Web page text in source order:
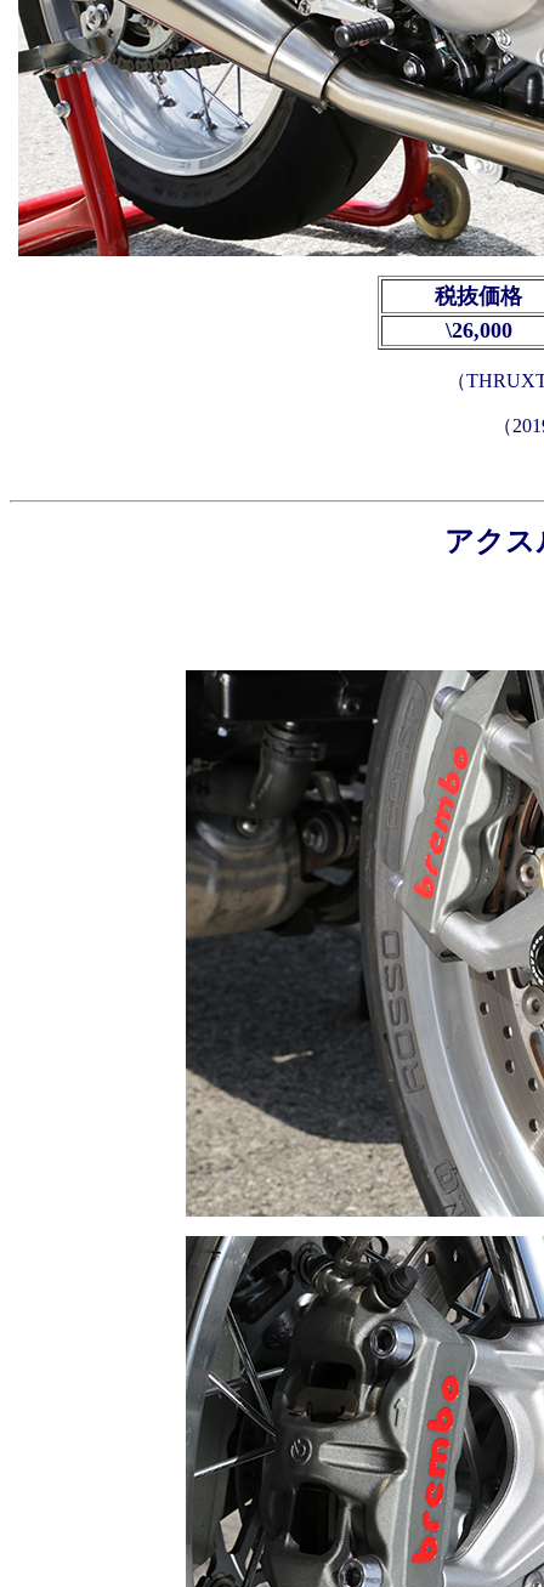
税抜価格
\26,000
（
（
アクス